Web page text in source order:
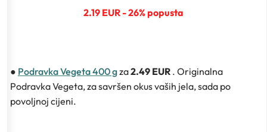
2.19 EUR - 26% popusta
● Podravka Vegeta 400 gza2.49 EUR . Originalna
Podravka Vegeta, za savršen okus vaših jela, sada po
povoljnoj cijeni.